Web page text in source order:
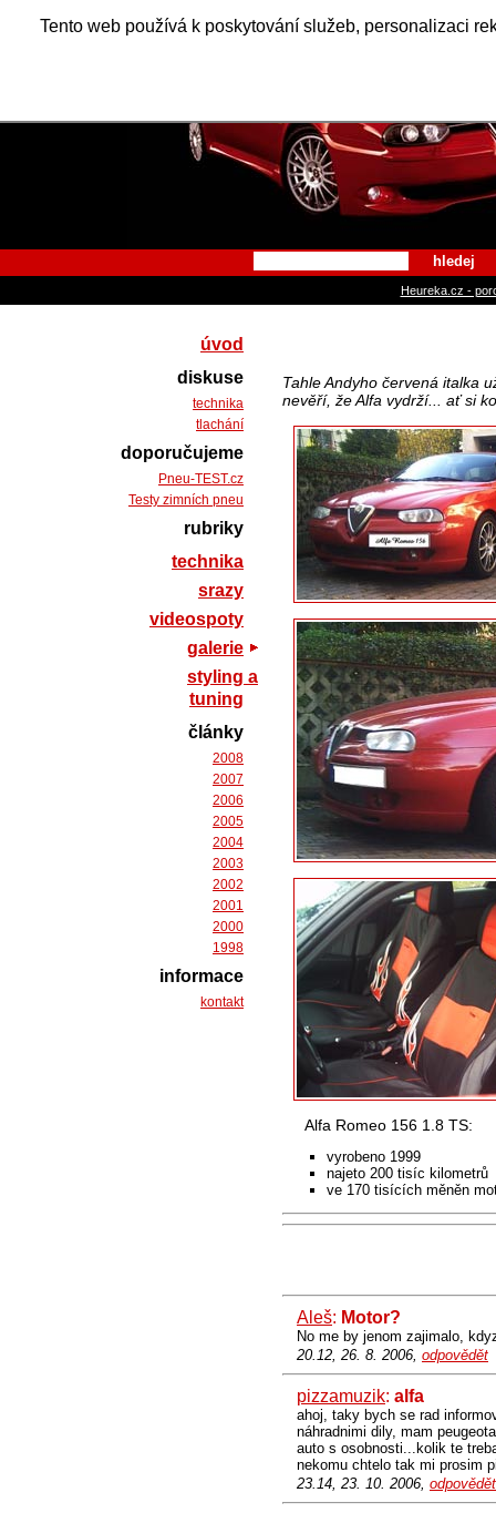
Tento web používá k poskytování služeb, personalizaci
Alfa
hledej
Heureka.cz -
Tahle Andyho červená italka
nevěří, že Alfa vydrží... ať si
Alfa Romeo 156 1.8 TS:
vyrobeno 1999
najeto 200 tisíc kilometrů
ve 170 tisících měněn
Aleš: Motor?
No me by jenom zajimalo,
20.12, 26. 8. 2006, odpovědět
pizzamuzik: alfa
ahoj, taky bych se rad
náhradnimi dily, mam
auto s osobnosti...kolik te
nekomu chtelo tak mi prosim
23.14, 23. 10. 2006, odpovědět
úvod
diskuse
technika
tlachání
doporučujeme
Pneu-TEST.cz
Testy zimních pneu
rubriky
technika
srazy
videospoty
galerie
styling a
tuning
články
2008
2007
2006
2005
2004
2003
2002
2001
2000
1998
informace
kontakt